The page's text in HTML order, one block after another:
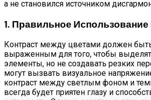
а не становился источником
1. Правильное Использование
Контраст между цветами должен
выраженным для того, чтобы
элементы, но не создавать резких
могут вызвать визуальное
контраст между светлым фоном и
всегда будет приятен глазу и